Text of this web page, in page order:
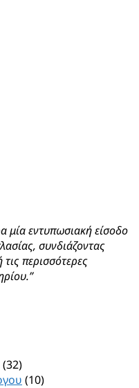
μία εντυπωσιακή είσοδο
συνδιάζοντας
περισσότερες
(32)
(10)